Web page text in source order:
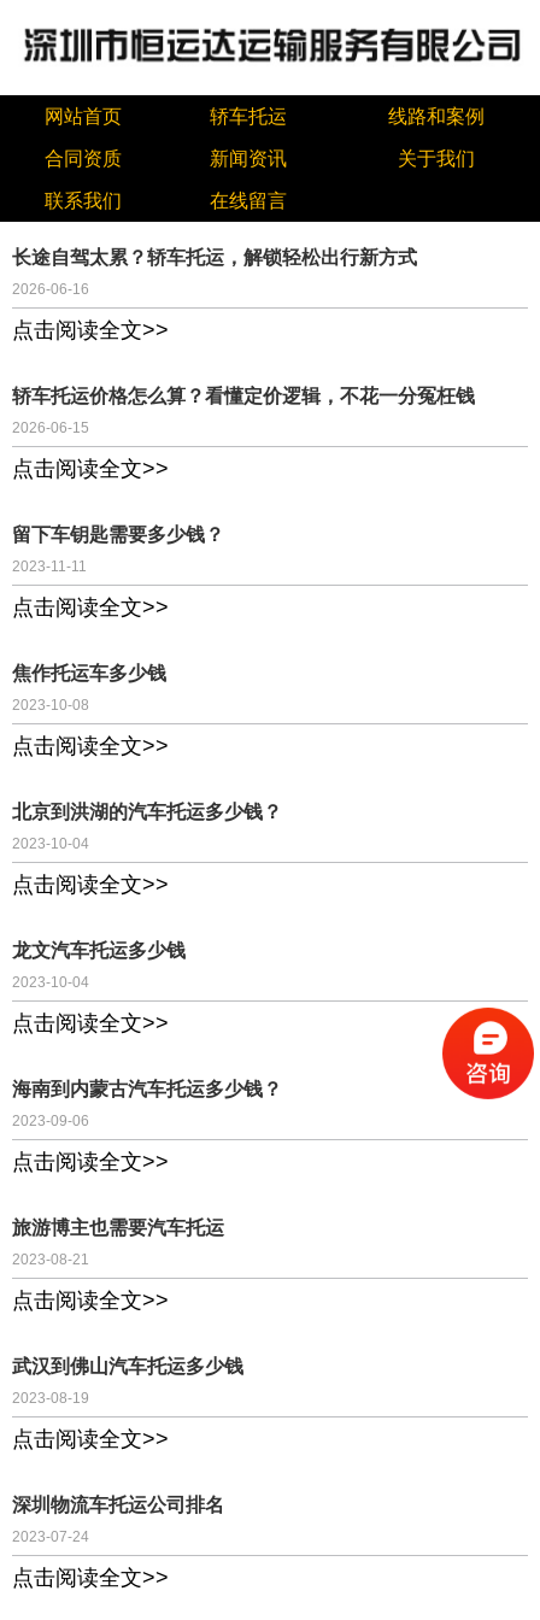
网站首页 轿车托运 线路和案例
合同资质 新闻资讯 关于我们
联系我们 在线留言
长途自驾太累？轿车托运，解锁轻松出行新方式
2026-06-16
点击阅读全文>>
轿车托运价格怎么算？看懂定价逻辑，不花一分冤枉钱
2026-06-15
点击阅读全文>>
留下车钥匙需要多少钱？
2023-11-11
点击阅读全文>>
焦作托运车多少钱
2023-10-08
点击阅读全文>>
北京到洪湖的汽车托运多少钱？
2023-10-04
点击阅读全文>>
龙文汽车托运多少钱
2023-10-04
点击阅读全文>>
海南到内蒙古汽车托运多少钱？
2023-09-06
点击阅读全文>>
旅游博主也需要汽车托运
2023-08-21
点击阅读全文>>
武汉到佛山汽车托运多少钱
2023-08-19
点击阅读全文>>
深圳物流车托运公司排名
2023-07-24
点击阅读全文>>